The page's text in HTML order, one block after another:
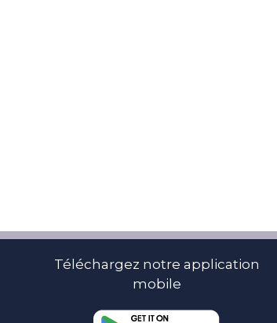
Téléchargez notre application
mobile